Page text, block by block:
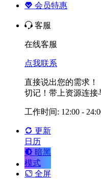
会员特惠
客服
在线客服
点我联系
直接说出您的需求！
切记！带上资源连接
工作时间: 12:00 -
更新
日历
暗黑
模式
全屏